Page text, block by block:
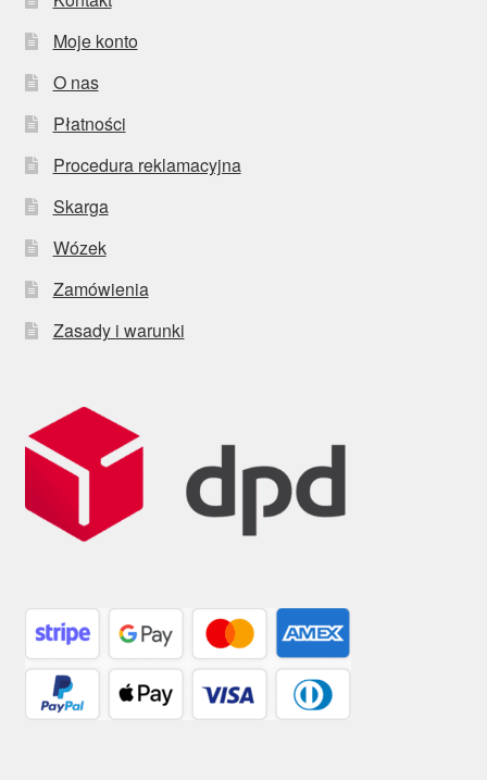
Moje konto
O nas
Płatności
Procedura reklamacyjna
Skarga
Wózek
Zamówienia
Zasady i warunki